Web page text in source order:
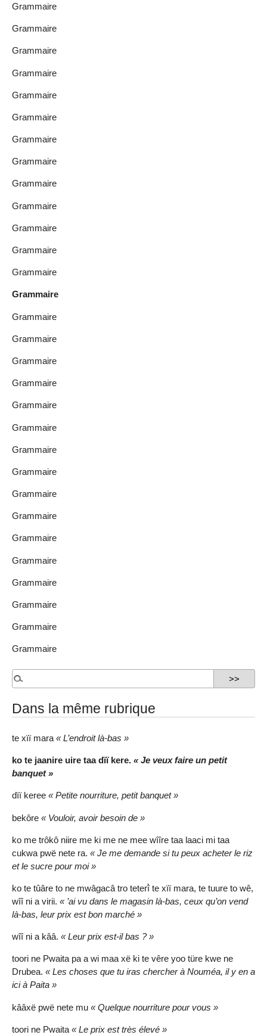
Grammaire
Grammaire
Grammaire
Grammaire
Grammaire
Grammaire
Grammaire
Grammaire
Grammaire
Grammaire
Grammaire
Grammaire
Grammaire
Grammaire
Grammaire
Grammaire
Grammaire
Grammaire
Grammaire
Grammaire
Grammaire
Grammaire
Grammaire
Grammaire
Grammaire
Grammaire
Grammaire
Grammaire
Grammaire
Grammaire
Dans la même rubrique
te xïï mara « L’endroit là-bas »
ko te jaanire uire taa dïï kere. « Je veux faire un petit
banquet »
dïï keree « Petite nourriture, petit banquet »
bekôre « Vouloir, avoir besoin de »
ko me trôkô niire me ki me ne mee wîîre taa laaci mi taa
cukwa pwë nete ra. « Je me demande si tu peux acheter le riz
et le sucre pour moi »
ko te tûâre to ne mwâgacâ tro teterî̀ te xïï mara, te tuure to wê,
wîî ni a virii. « ’ai vu dans le magasin là-bas, ceux qu’on vend
là-bas, leur prix est bon marché »
wîî ni a kââ. « Leur prix est-il bas ? »
toori ne Pwaita pa a wi maa xë ki te vêre yoo türe kwe ne
Drubea. « Les choses que tu iras chercher à Nouméa, il y en a
ici à Paita »
kââxë pwë nete mu « Quelque nourriture pour vous »
toori ne Pwaita « Le prix est très élevé »